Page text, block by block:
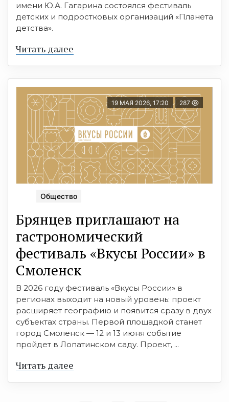
имени Ю.А. Гагарина состоялся фестиваль
детских и подростковых организаций «Планета
детства».
Читать далее
19 МАЯ 2026, 17:20 287
Общество
Брянцев приглашают на
гастрономический
фестиваль «Вкусы России» в
Смоленск
В 2026 году фестиваль «Вкусы России» в
регионах выходит на новый уровень: проект
расширяет географию и появится сразу в двух
субъектах страны. Первой площадкой станет
город Смоленск — 12 и 13 июня событие
пройдет в Лопатинском саду. Проект, ...
Читать далее